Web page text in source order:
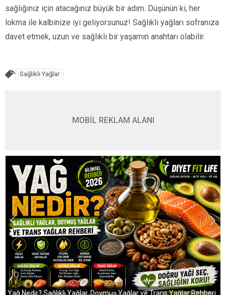
sağlığınız için atacağınız büyük bir adım. Düşünün ki, her
lokma ile kalbinize iyi geliyorsunuz! Sağlıklı yağları sofranıza
davet etmek, uzun ve sağlıklı bir yaşamın anahtarı olabilir.
Sağlıklı Yağlar
MOBİL REKLAM ALANI
Yağ Nedir? Sağlıklı Yağlar, Doymuş Yağlar ve Trans Yağlar Rehberi